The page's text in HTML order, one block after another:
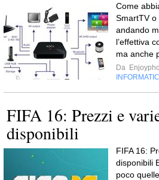
Come
SmartTV o
andando
l’effettiva
ma anche
Da
FIFA 16: Prezzi e
disponibili
FIFA 16:
disponibili
poco